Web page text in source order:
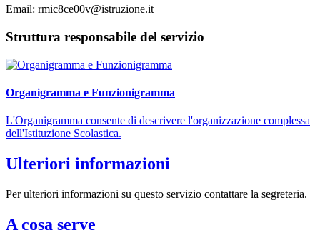
Email: rmic8ce00v@istruzione.it
Struttura responsabile del servizio
Organigramma e Funzionigramma
L'Organigramma consente di descrivere l'organizzazione complessa
dell'Istituzione Scolastica.
Ulteriori informazioni
Per ulteriori informazioni su questo servizio contattare la segreteria.
A cosa serve